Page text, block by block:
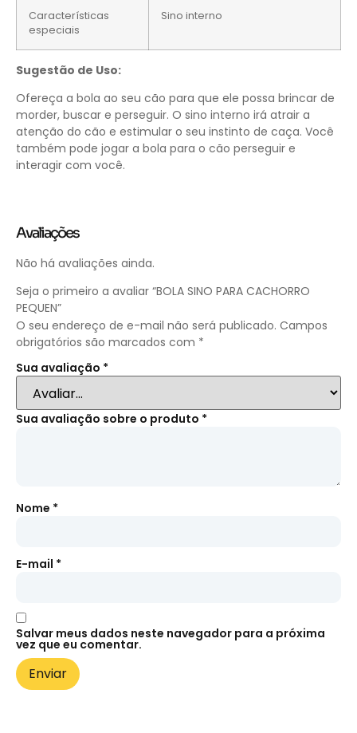
Características
especiais
Sino interno
Sugestão de Uso:
Ofereça a bola ao seu cão para que ele possa brincar de
morder, buscar e perseguir. O sino interno irá atrair a
atenção do cão e estimular o seu instinto de caça. Você
também pode jogar a bola para o cão perseguir e
interagir com você.
Avaliações
Não há avaliações ainda.
Seja o primeiro a avaliar “BOLA SINO PARA CACHORRO
PEQUEN”
O seu endereço de e-mail não será publicado. Campos
obrigatórios são marcados com *
Sua avaliação *
Sua avaliação sobre o produto *
Nome *
E-mail *
Salvar meus dados neste navegador para a próxima
vez que eu comentar.